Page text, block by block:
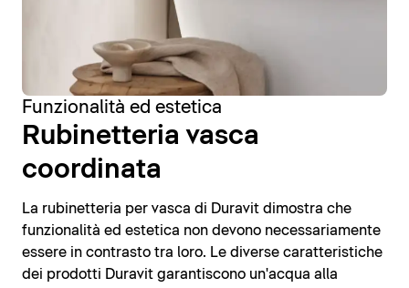
Funzionalità ed estetica
Rubinetteria vasca
coordinata
La rubinetteria per vasca di Duravit dimostra che
funzionalità ed estetica non devono necessariamente
essere in contrasto tra loro. Le diverse caratteristiche
dei prodotti Duravit garantiscono un'acqua alla